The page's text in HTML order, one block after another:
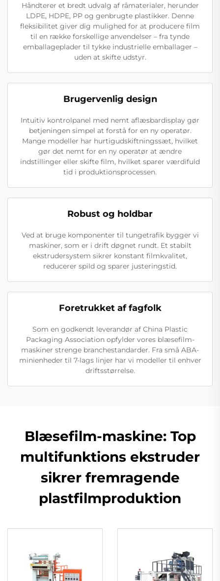
Håndterer et bredt udvalg af råmaterialer, herunder
LDPE, HDPE, PP og genbrugte plastikker. Denne
fleksibilitet giver dig mulighed for at producere film
til en række forskellige anvendelser – fra tynde
emballageplader til tykke industrielle emballager –
uden at skifte udstyr.
Brugervenlig design
Intuitiv kontrolpanel med nemt aflæsbardisplay gør
betjeningen simpel at forstå for en ny operatør.
Mange modeller har hurtigudskiftningssæt, hvilket
gør det nemt for en ny operatør at ændre
indstillinger eller skifte film, hvilket sparer værdifuld
tid i produktionsprocessen.
Robust og holdbar
Ved at bruge komponenter til tungetrafik bygger vi
maskiner, som er i drift døgnet rundt. Et stabilt
ekstrudersystem sikrer konstant filmkvalitet,
reducerer spild og sparer justeringstid.
Foretrukket af fagfolk
Som en godkendt leverandør af China Plastic
Packaging Association opfylder vores blæsefilm-
maskiner strenge branchestandarder. Fra små ABA-
minienheder til 7-lags linjer har vi modeller til enhver
driftsstørrelse.
Blæsefilm-maskine: Top
multifunktions ekstruder
sikrer fremragende
plastfilmproduktion